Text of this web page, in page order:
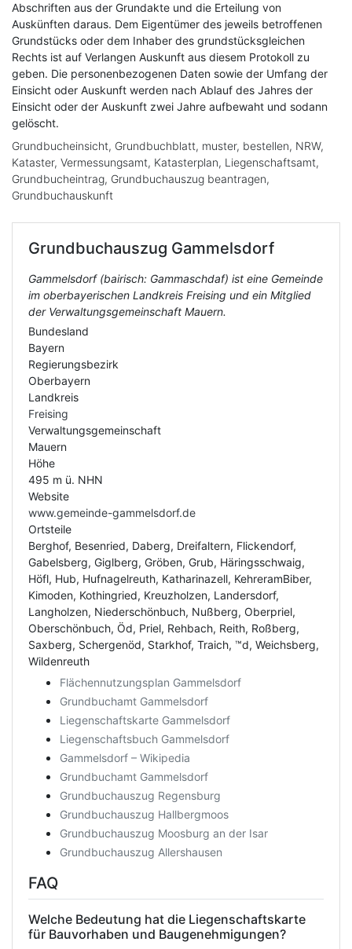
Abschriften aus der Grundakte und die Erteilung von
Auskünften daraus. Dem Eigentümer des jeweils betroffenen
Grundstücks oder dem Inhaber des grundstücksgleichen
Rechts ist auf Verlangen Auskunft aus diesem Protokoll zu
geben. Die personenbezogenen Daten sowie der Umfang der
Einsicht oder Auskunft werden nach Ablauf des Jahres der
Einsicht oder der Auskunft zwei Jahre aufbewaht und sodann
gelöscht.
Grundbucheinsicht, Grundbuchblatt, muster, bestellen, NRW,
Kataster, Vermessungsamt, Katasterplan, Liegenschaftsamt,
Grundbucheintrag, Grundbuchauszug beantragen,
Grundbuchauskunft
Grundbuchauszug Gammelsdorf
Gammelsdorf (bairisch: Gammaschdaf) ist eine Gemeinde
im oberbayerischen Landkreis Freising und ein Mitglied
der Verwaltungsgemeinschaft Mauern.
Bundesland
Bayern
Regierungsbezirk
Oberbayern
Landkreis
Freising
Verwaltungs­gemeinschaft
Mauern
Höhe
495 m ü. NHN
Website
www.gemeinde-gammelsdorf.de
Ortsteile
Berghof, Besenried, Daberg, Dreifaltern, Flickendorf,
Gabelsberg, Giglberg, Gröben, Grub, Häringsschwaig,
Höfl, Hub, Hufnagelreuth, Katharinazell, KehreramBiber,
Kimoden, Kothingried, Kreuzholzen, Landersdorf,
Langholzen, Niederschönbuch, Nußberg, Oberpriel,
Oberschönbuch, Öd, Priel, Rehbach, Reith, Roßberg,
Saxberg, Schergenöd, Starkhof, Traich, ™d, Weichsberg,
Wildenreuth
Flächennutzungsplan Gammelsdorf
Grundbuchamt Gammelsdorf
Liegenschaftskarte Gammelsdorf
Liegenschaftsbuch Gammelsdorf
Gammelsdorf – Wikipedia
Grundbuchamt Gammelsdorf
Grundbuchauszug Regensburg
Grundbuchauszug Hallbergmoos
Grundbuchauszug Moosburg an der Isar
Grundbuchauszug Allershausen
FAQ
Welche Bedeutung hat die Liegenschaftskarte
für Bauvorhaben und Baugenehmigungen?